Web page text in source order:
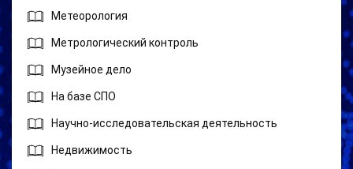
Метеорология
Метрологический контроль
Музейное дело
На базе СПО
Научно-исследовательская деятельность
Недвижимость